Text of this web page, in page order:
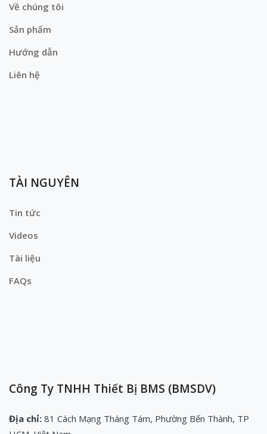
Về chúng tôi
Sản phẩm
Hướng dẫn
Liên hệ
TÀI NGUYÊN
Tin tức
Videos
Tài liệu
FAQs
Công Ty TNHH Thiết Bị BMS (BMSDV)
Địa chỉ: 81 Cách Mạng Tháng Tám, Phường Bến Thành, TP